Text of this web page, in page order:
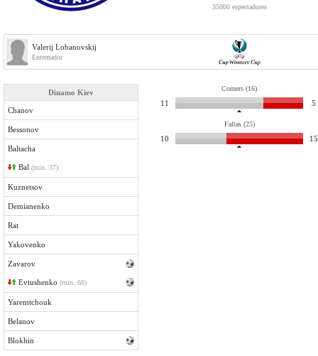
35000 espectadores
Valerij Lobanovskij
Entrenador
Dinamo Kiev
Chanov
Bessonov
Baltacha
Bal (min. 37)
Kuznetsov
Demianenko
Rat
Yakovenko
Zavarov
Evtushenko (min. 68)
Yaremtchouk
Belanov
Blokhin
Corners (16)
11 5
Faltas (25)
10 15